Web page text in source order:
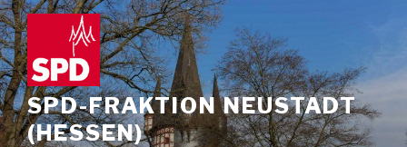
Zum
Inhalt
springen
SPD-FRAKTION NEUSTADT
(HESSEN)